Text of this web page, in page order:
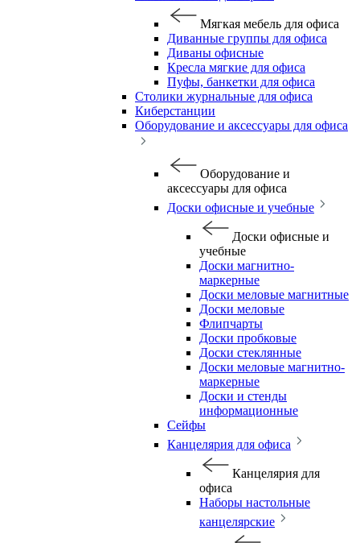
Мягкая мебель для офиса
Диванные группы для офиса
Диваны офисные
Кресла мягкие для офиса
Пуфы, банкетки для офиса
Столики журнальные для офиса
Киберстанции
Оборудование и аксессуары для офиса
Оборудование и
аксессуары для офиса
Доски офисные и учебные
Доски офисные и
учебные
Доски магнитно-
маркерные
Доски меловые магнитные
Доски меловые
Флипчарты
Доски пробковые
Доски стеклянные
Доски меловые магнитно-
маркерные
Доски и стенды
информационные
Сейфы
Канцелярия для офиса
Канцелярия для
офиса
Наборы настольные
канцелярские